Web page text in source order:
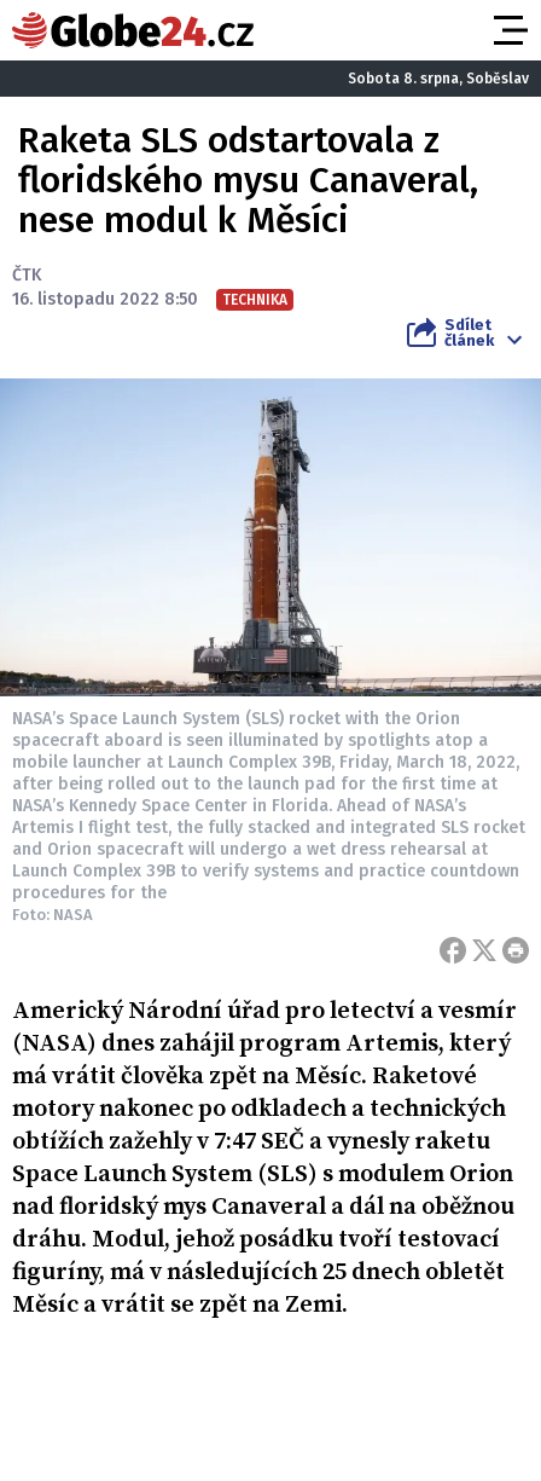
Sobota 8. srpna, Soběslav
Raketa SLS odstartovala z
floridského mysu Canaveral,
nese modul k Měsíci
ČTK
16. listopadu 2022 8:50
TECHNIKA
Sdílet
článek
NASA’s Space Launch System (SLS) rocket with the Orion
spacecraft aboard is seen illuminated by spotlights atop a
mobile launcher at Launch Complex 39B, Friday, March 18, 2022,
after being rolled out to the launch pad for the first time at
NASA’s Kennedy Space Center in Florida. Ahead of NASA’s
Artemis I flight test, the fully stacked and integrated SLS rocket
and Orion spacecraft will undergo a wet dress rehearsal at
Launch Complex 39B to verify systems and practice countdown
procedures for the
Foto: NASA
Americký Národní úřad pro letectví a vesmír
(NASA) dnes zahájil program Artemis, který
má vrátit člověka zpět na Měsíc. Raketové
motory nakonec po odkladech a technických
obtížích zažehly v 7:47 SEČ a vynesly raketu
Space Launch System (SLS) s modulem Orion
nad floridský mys Canaveral a dál na oběžnou
dráhu. Modul, jehož posádku tvoří testovací
figuríny, má v následujících 25 dnech obletět
Měsíc a vrátit se zpět na Zemi.